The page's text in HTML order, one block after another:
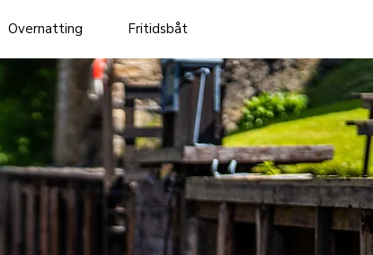
Overnatting Fritidsbåt